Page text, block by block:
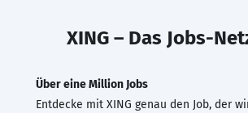
XING – Das Jobs-
Über eine Million Jobs
Entdecke mit XING genau den Job, der